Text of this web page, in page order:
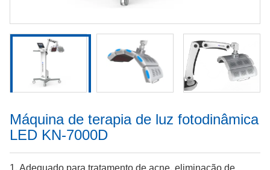
Máquina de terapia de luz fotodinâmica
LED KN-7000D
1. Adequado para tratamento de acne, eliminação de